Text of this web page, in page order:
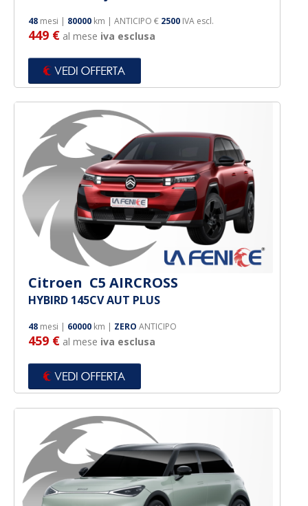
48 mesi | 80000 km | ANTICIPO € 2500 IVA escl.
449 € al mese iva esclusa
Citroen C5 AIRCROSS
HYBIRD 145CV AUT PLUS
48 mesi | 60000 km | ZERO ANTICIPO
459 € al mese iva esclusa